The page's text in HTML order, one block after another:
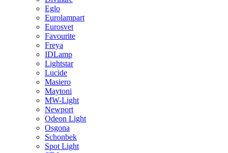
Eglo
Eurolampart
Eurosvet
Favourite
Freya
IDLamp
Lightstar
Lucide
Masiero
Maytoni
MW-Light
Newport
Odeon Light
Osgona
Schonbek
Spot Light